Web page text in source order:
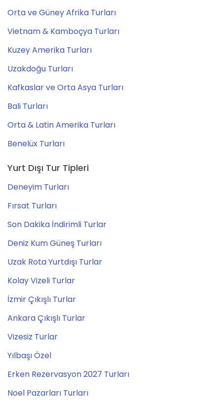
Orta ve Güney Afrika Turları
Vietnam & Kamboçya Turları
Kuzey Amerika Turları
Uzakdoğu Turları
Kafkaslar ve Orta Asya Turları
Bali Turları
Orta & Latin Amerika Turları
Benelüx Turları
Yurt Dışı Tur Tipleri
Deneyim Turları
Fırsat Turları
Son Dakika İndirimli Turlar
Deniz Kum Güneş Turları
Uzak Rota Yurtdışı Turlar
Kolay Vizeli Turlar
İzmir Çıkışlı Turlar
Ankara Çıkışlı Turlar
Vizesiz Turlar
Yılbaşı Özel
Erken Rezervasyon 2027 Turları
Noel Pazarları Turları